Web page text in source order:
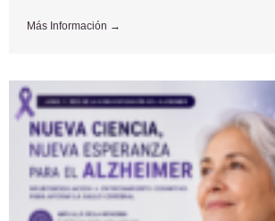
Más Información →